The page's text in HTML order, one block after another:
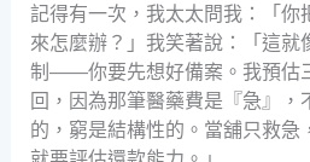
記得有一次，我太太問我：「你
來怎麼辦？」我笑著說：「這就
制——你要先想好備案。我預估
回，因為那筆醫藥費是『急』，
的，窮是結構性的。當舖只救急